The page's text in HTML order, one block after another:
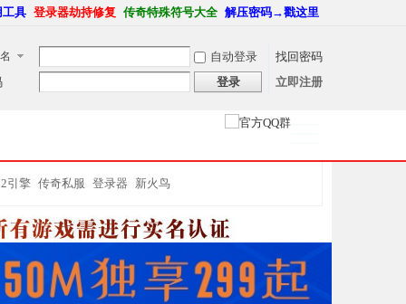
具 登录器劫持修复 传奇特殊符号大全 解压密码→戳这里
自动登录
找回密码
登录 立即注册
引擎 传奇私服 登录器 新火鸟